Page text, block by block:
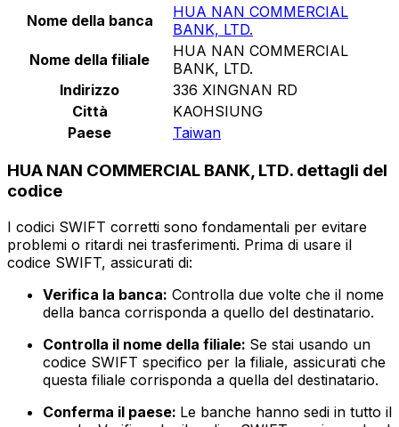
Nome della banca
HUA NAN COMMERCIAL
BANK, LTD.
Nome della filiale
HUA NAN COMMERCIAL
BANK, LTD.
Indirizzo
336 XINGNAN RD
Città
KAOHSIUNG
Paese
Taiwan
HUA NAN COMMERCIAL BANK, LTD. dettagli del
codice
I codici SWIFT corretti sono fondamentali per evitare
problemi o ritardi nei trasferimenti. Prima di usare il
codice SWIFT, assicurati di:
Verifica la banca: Controlla due volte che il nome
della banca corrisponda a quello del destinatario.
Controlla il nome della filiale: Se stai usando un
codice SWIFT specifico per la filiale, assicurati che
questa filiale corrisponda a quella del destinatario.
Conferma il paese: Le banche hanno sedi in tutto il